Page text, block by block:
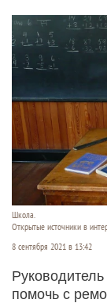
Школа.
Открытые источники в
8 сентября 2021 в 13:42
помочь с